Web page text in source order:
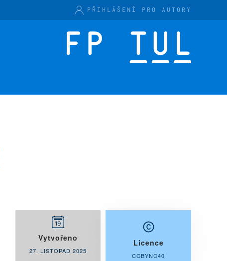
PŘIHLÁŠENÍ PRO AUTORY
Vytvořeno
27. LISTOPAD 2025
Licence
CCBYNC40